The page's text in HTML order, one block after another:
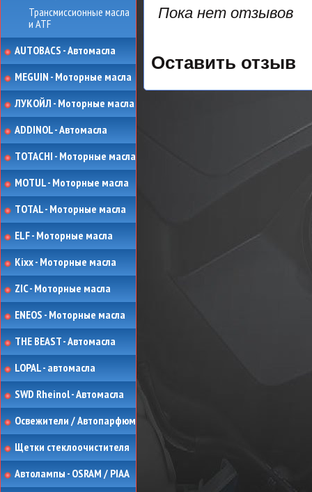
Трансмиссионные масла
и ATF
AUTOBACS - Автомасла
MEGUIN - Моторные масла
ЛУКОЙЛ - Моторные масла
ADDINOL - Автомасла
TOTACHI - Моторные масла
MOTUL - Моторные масла
TOTAL - Моторные масла
ELF - Моторные масла
Kixx - Моторные масла
ZIC - Моторные масла
ENEOS - Моторные масла
THE BEAST - Автомасла
LOPAL - автомасла
SWD Rheinol - Автомасла
Освежители / Автопарфюм
Щетки стеклоочистителя
Автолампы - OSRAM / PIAA
Пока нет отзывов
Оставить отзыв